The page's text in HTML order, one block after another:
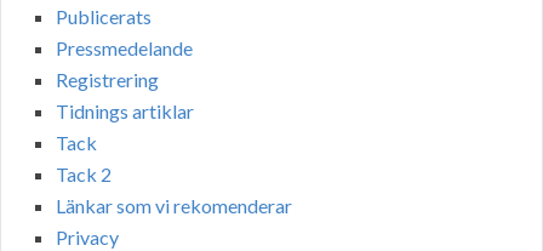
Publicerats
Pressmedelande
Registrering
Tidnings artiklar
Tack
Tack 2
Länkar som vi rekomenderar
Privacy